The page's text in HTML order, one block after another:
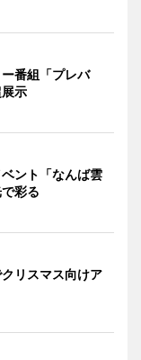
番組「プレバ
示
ント「なんば雲
彩る
リスマス向けア